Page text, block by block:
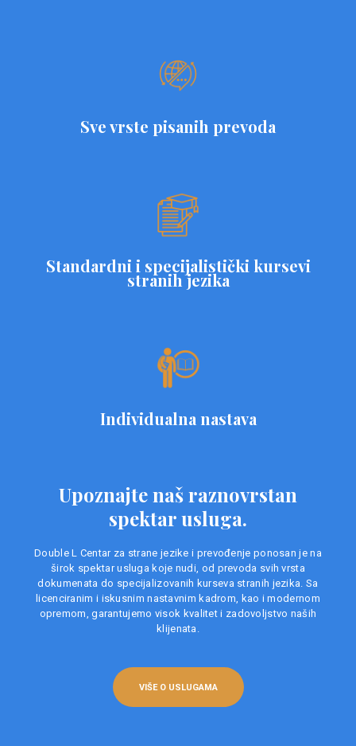
Sve vrste pisanih prevoda
Standardni i specijalistički kursevi
stranih jezika
Individualna nastava
Upoznajte naš raznovrstan
spektar usluga.
Double L Centar za strane jezike i prevođenje ponosan je na
širok spektar usluga koje nudi, od prevoda svih vrsta
dokumenata do specijalizovanih kurseva stranih jezika. Sa
licenciranim i iskusnim nastavnim kadrom, kao i modernom
opremom, garantujemo visok kvalitet i zadovoljstvo naših
klijenata.
VIŠE O USLUGAMA